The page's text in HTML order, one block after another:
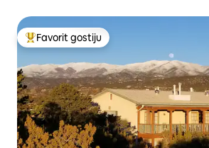
Glavni favorit gostiju
Favorit gostiju